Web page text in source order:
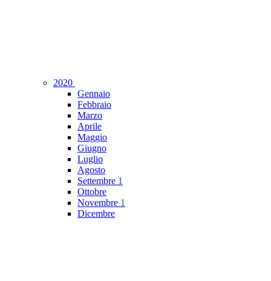
2020
Gennaio
Febbraio
Marzo
Aprile
Maggio
Giugno
Luglio
Agosto
Settembre 1
Ottobre
Novembre 1
Dicembre